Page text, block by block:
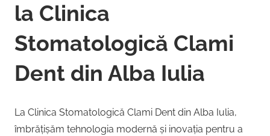
la Clinica
Stomatologică Clami
Dent din Alba Iulia
La Clinica Stomatologică Clami Dent din Alba Iulia,
îmbrățișăm tehnologia modernă și inovația pentru a